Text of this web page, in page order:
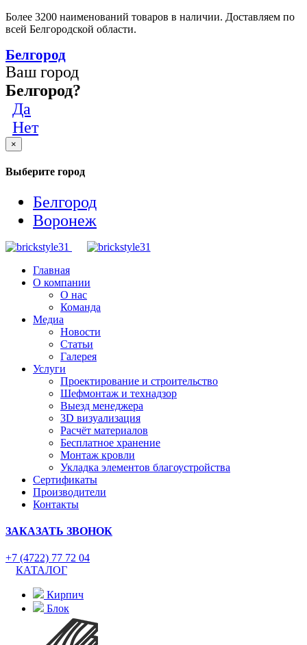
Более 3200 наименований товаров в наличии. Доставляем по
всей Белгородской области.
Белгород
Ваш город
Белгород?
Да
Нет
×
Выберите город
Белгород
Воронеж
Главная
О компании
О нас
Команда
Медиа
Новости
Статьи
Галерея
Услуги
Проектирование и строительство
Шефмонтаж и технадзор
Выезд менеджера
3D визуализация
Расчёт материалов
Бесплатное хранение
Монтаж кровли
Укладка элементов благоустройства
Сертификаты
Производители
Контакты
ЗАКАЗАТЬ ЗВОНОК
+7 (4722) 77 72 04
КАТАЛОГ
Кирпич
Блок